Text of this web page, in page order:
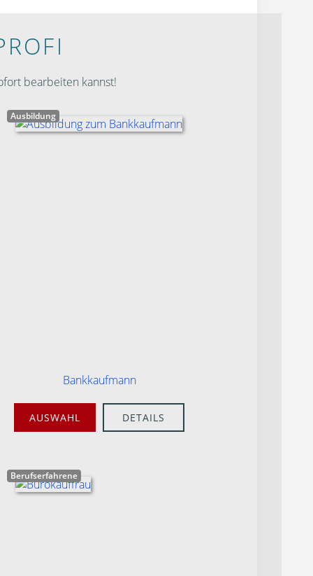
bearbeiten kannst!
Ausbildung
Bankkaufmann
AUSWAHL DETAILS
Berufserfahrene